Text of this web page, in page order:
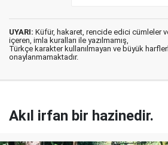
UYARI: Küfür, hakaret, rencide edici cümleler
içeren, imla kuralları ile yazılmamış,
Türkçe karakter kullanılmayan ve büyük
onaylanmamaktadır.
Akıl irfan bir hazinedir.